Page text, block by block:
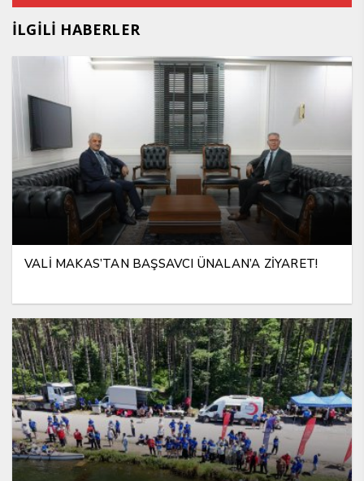
İLGİLİ HABERLER
VALİ MAKAS’TAN BAŞSAVCI ÜNALAN’A ZİYARET!